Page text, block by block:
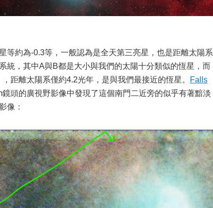
等約為-0.3等，一般認為是全天第三亮星，也是距離太陽系
統，其中A與B都是大小與我們的太陽十分類似的恆星，而
距離太陽系僅約4.2光年，是與我們最接近的恆星。
Falls
鏡頭的廣視野影像中發現了這個南門二近旁的似乎有著黯淡
像：